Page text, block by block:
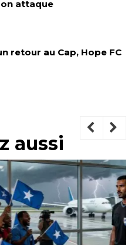
attaque
retour au Cap, Hope FC
aussi